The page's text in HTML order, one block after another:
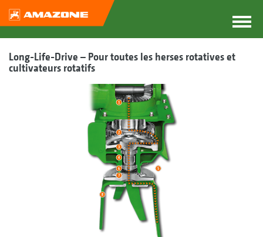
Long-Life-Drive – Pour toutes les herses rotatives et
cultivateurs rotatifs